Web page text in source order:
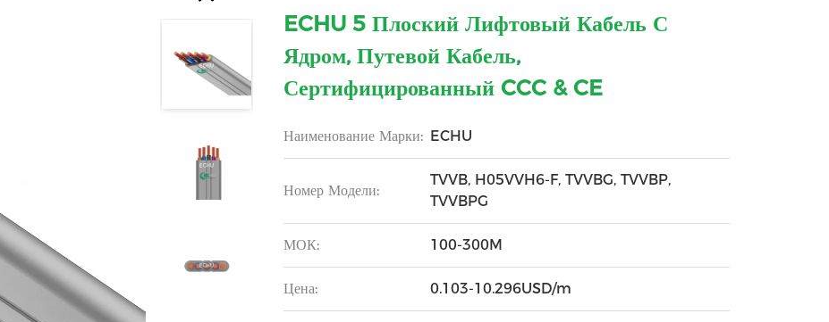
ECHU 5 Плоский Лифтовый Кабель С
Ядром, Путевой Кабель,
Сертифицированный CCC & CE
Наименование Марки: ECHU
Номер Модели:
TVVB, H05VVH6-F, TVVBG, TVVBP,
TVVBPG
МОК: 100-300M
Цена: 0.103-10.296USD/m